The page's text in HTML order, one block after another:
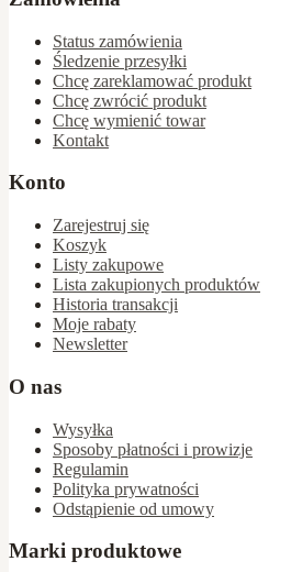
Status zamówienia
Śledzenie przesyłki
Chcę zareklamować produkt
Chcę zwrócić produkt
Chcę wymienić towar
Kontakt
Konto
Zarejestruj się
Koszyk
Listy zakupowe
Lista zakupionych produktów
Historia transakcji
Moje rabaty
Newsletter
O nas
Wysyłka
Sposoby płatności i prowizje
Regulamin
Polityka prywatności
Odstąpienie od umowy
Marki produktowe